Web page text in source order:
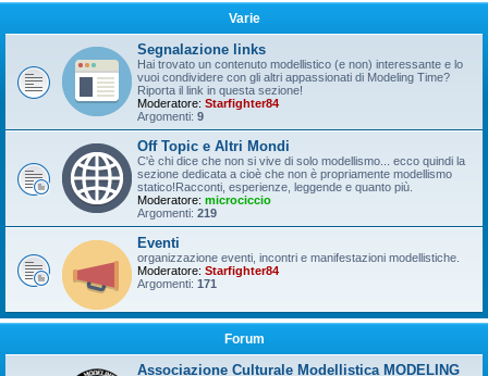
Varie
Segnalazione links
Hai trovato un contenuto modellistico (e non) interessante e lo
vuoi condividere con gli altri appassionati di Modeling Time?
Riporta il link in questa sezione!
Moderatore: Starfighter84
Argomenti: 9
Off Topic e Altri Mondi
C'è chi dice che non si vive di solo modellismo... ecco quindi la
sezione dedicata a cioè che non è propriamente modellismo
statico!Racconti, esperienze, leggende e quanto più.
Moderatore: microciccio
Argomenti: 219
Eventi
organizzazione eventi, incontri e manifestazioni modellistiche.
Moderatore: Starfighter84
Argomenti: 171
Forum
Associazione Culturale Modellistica MODELING